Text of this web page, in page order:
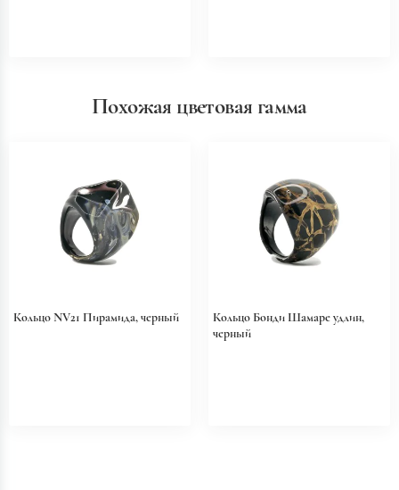
Похожая цветовая гамма
Кольцо NV21 Пирамида, черный
Кольцо Бонди Шамаре удлин,
черный